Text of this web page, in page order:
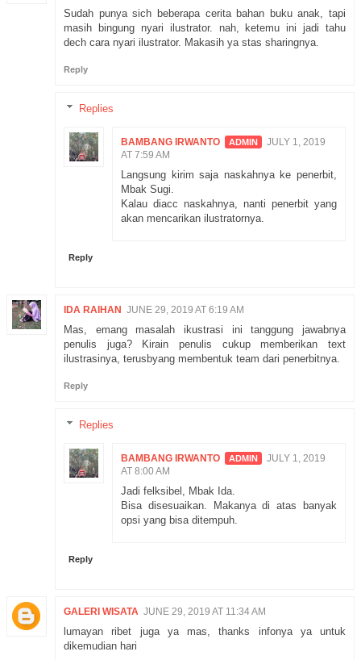
Sudah punya sich beberapa cerita bahan buku anak, tapi
masih bingung nyari ilustrator. nah, ketemu ini jadi tahu
dech cara nyari ilustrator. Makasih ya stas sharingnya.
Reply
Replies
BAMBANG IRWANTO
JULY 1, 2019
AT 7:59 AM
Langsung kirim saja naskahnya ke penerbit,
Mbak Sugi.
Kalau diacc naskahnya, nanti penerbit yang
akan mencarikan ilustratornya.
Reply
IDA RAIHAN JUNE 29, 2019 AT 6:19 AM
Mas, emang masalah ikustrasi ini tanggung jawabnya
penulis juga? Kirain penulis cukup memberikan text
ilustrasinya, terusbyang membentuk team dari penerbitnya.
Reply
Replies
BAMBANG IRWANTO
JULY 1, 2019
AT 8:00 AM
Jadi felksibel, Mbak Ida.
Bisa disesuaikan. Makanya di atas banyak
opsi yang bisa ditempuh.
Reply
GALERI WISATA JUNE 29, 2019 AT 11:34 AM
lumayan ribet juga ya mas, thanks infonya ya untuk
dikemudian hari